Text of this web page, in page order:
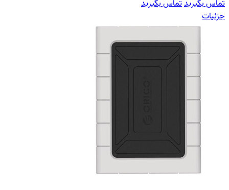
تماس بگیریدتماس بگیرید
جزئیات